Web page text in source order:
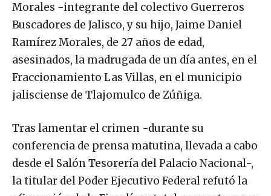
Morales -integrante del colectivo Guerreros
Buscadores de Jalisco, y su hijo, Jaime Daniel
Ramírez Morales, de 27 años de edad,
asesinados, la madrugada de un día antes, en el
Fraccionamiento Las Villas, en el municipio
jalisciense de Tlajomulco de Zúñiga.
Tras lamentar el crimen -durante su
conferencia de prensa matutina, llevada a cabo
desde el Salón Tesorería del Palacio Nacional-,
la titular del Poder Ejecutivo Federal refutó la